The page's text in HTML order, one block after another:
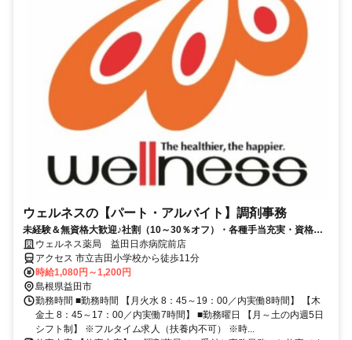
ウェルネスの【パート・アルバイト】調剤事務
未経験＆無資格大歓迎♪社割（10～30％オフ）・各種手当充実・資格取
得支援など特典もりだくさん！
ウェルネス薬局 益田日赤病院前店
アクセス 市立吉田小学校から徒歩11分
時給1,080円～1,200円
島根県益田市
勤務時間 ■勤務時間 【月火水 8：45～19：00／内実働8時間】 【木
金土 8：45～17：00／内実働7時間】 ■勤務曜日 【月～土の内週5日
シフト制】 ※フルタイム求人（扶養内不可） ※時...